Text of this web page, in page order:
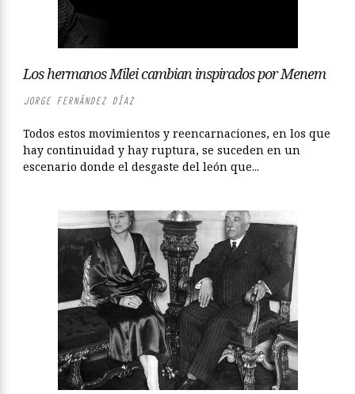
Los hermanos Milei cambian inspirados por Menem
JORGE FERNÁNDEZ DÍAZ
Todos estos movimientos y reencarnaciones, en los que
hay continuidad y hay ruptura, se suceden en un
escenario donde el desgaste del león que...